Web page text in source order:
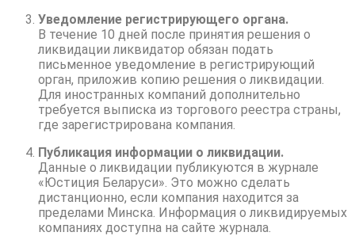
Уведомление регистрирующего органа.
В течение 10 дней после принятия решения о
ликвидации ликвидатор обязан подать
письменное уведомление в регистрирующий
орган, приложив копию решения о ликвидации.
Для иностранных компаний дополнительно
требуется выписка из торгового реестра страны,
где зарегистрирована компания.
Публикация информации о ликвидации.
Данные о ликвидации публикуются в журнале
«Юстиция Беларуси». Это можно сделать
дистанционно, если компания находится за
пределами Минска. Информация о ликвидируемых
компаниях доступна на сайте журнала.